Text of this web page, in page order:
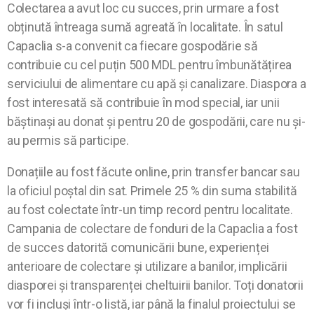
Colectarea a avut loc cu succes, prin urmare a fost
obținută întreaga sumă agreată în localitate. În satul
Capaclia s-a convenit ca fiecare gospodărie să
contribuie cu cel puțin 500 MDL pentru îmbunătățirea
serviciului de alimentare cu apă și canalizare. Diaspora a
fost interesată să contribuie în mod special, iar unii
băștinași au donat și pentru 20 de gospodării, care nu și-
au permis să participe.
Donațiile au fost făcute online, prin transfer bancar sau
la oficiul poștal din sat. Primele 25 % din suma stabilită
au fost colectate într-un timp record pentru localitate.
Campania de colectare de fonduri de la Capaclia a fost
de succes datorită comunicării bune, experienței
anterioare de colectare și utilizare a banilor, implicării
diasporei și transparenței cheltuirii banilor. Toți donatorii
vor fi incluși într-o listă, iar până la finalul proiectului se